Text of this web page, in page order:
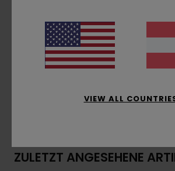
Paracord-Schieber
Zusammensetzung[Hauptstoff]
Polyester
ZULETZT ANGESEHENE
VIEW ALL